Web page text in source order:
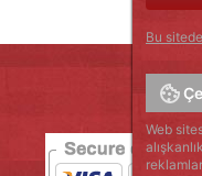
Bu
Web